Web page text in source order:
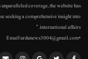
coverage, the website has
seeking a comprehensive insight into
international affairs."
•Email:urdunews3004@gmail.com